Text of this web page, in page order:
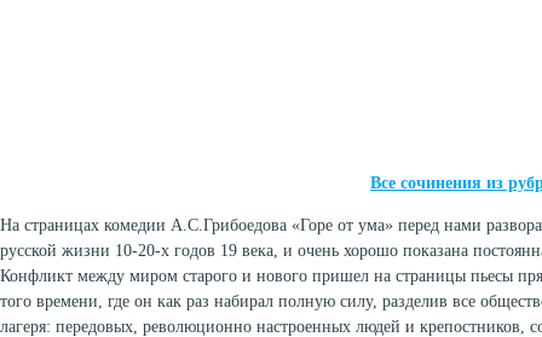
Все сочинения из
На страницах комедии А.С.Грибоедова «Горе от ума» перед нами
русской жизни 10-20-х годов 19 века, и очень хорошо показана
Конфликт между миром старого и нового пришел на страницы пьесы
того времени, где он как раз набирал полную силу, разделив все
лагеря: передовых, революционно настроенных людей и крепостников,